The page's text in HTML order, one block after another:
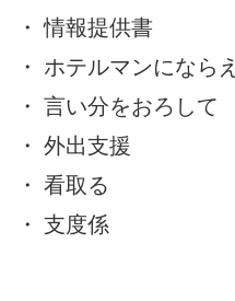
・ 情報提供書
・ ホテルマンにならえ
・ 言い分をおろして
・ 外出支援
・ 看取る
・ 支度係